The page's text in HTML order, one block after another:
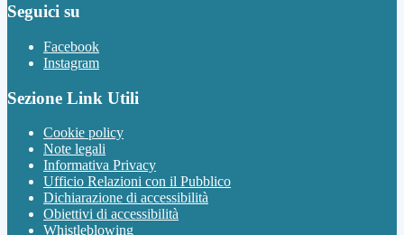
Seguici su
Facebook
Instagram
Sezione Link Utili
Cookie policy
Note legali
Informativa Privacy
Ufficio Relazioni con il Pubblico
Dichiarazione di accessibilità
Obiettivi di accessibilità
Whistleblowing